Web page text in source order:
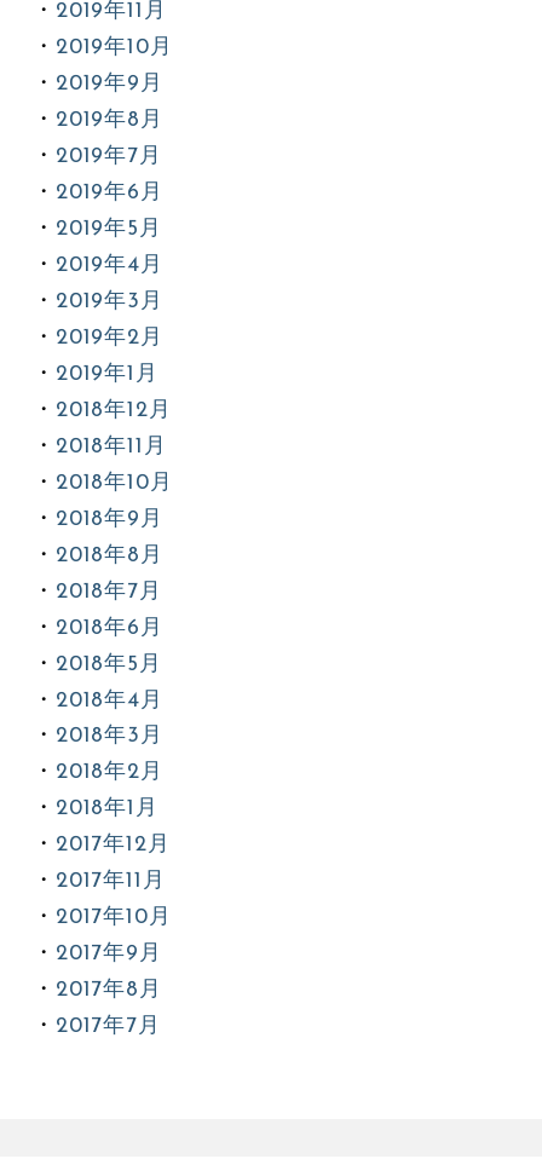
2019年11月
2019年10月
2019年9月
2019年8月
2019年7月
2019年6月
2019年5月
2019年4月
2019年3月
2019年2月
2019年1月
2018年12月
2018年11月
2018年10月
2018年9月
2018年8月
2018年7月
2018年6月
2018年5月
2018年4月
2018年3月
2018年2月
2018年1月
2017年12月
2017年11月
2017年10月
2017年9月
2017年8月
2017年7月